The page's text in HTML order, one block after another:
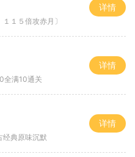
１５倍攻赤月〕
详情
全满10通关
详情
经典原味沉默
详情